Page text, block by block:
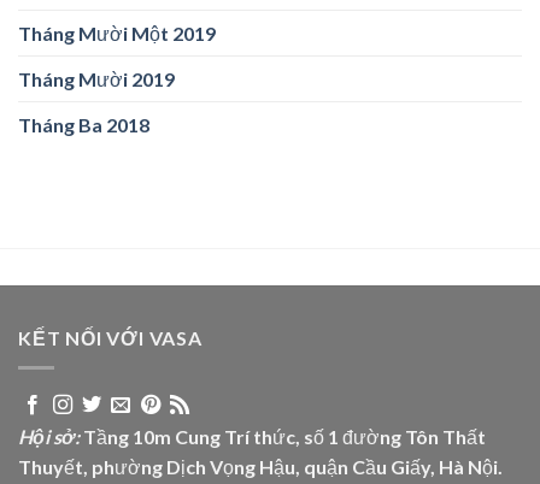
Tháng Mười Một 2019
Tháng Mười 2019
Tháng Ba 2018
KẾT NỐI VỚI VASA
Hội sở:Tầng 10m Cung Trí thức, số 1 đường Tôn Thất
Thuyết, phường Dịch Vọng Hậu, quận Cầu Giấy, Hà Nội.